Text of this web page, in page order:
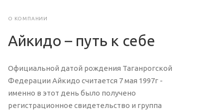
О КОМПАНИИ
Айкидо – путь к себе
Официальной датой рождения Таганрогской
Федерации Айкидо считается 7 мая 1997г -
именно в этот день было получено
регистрационное свидетельство и группа